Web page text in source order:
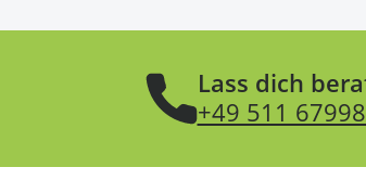
Lass dich
+49 511